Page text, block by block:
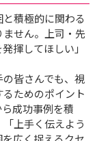
積極的に関わる
せん。上司・先
揮してほしい」
皆さんでも、視
ためのポイント
成功事例を積
上手く伝えよう